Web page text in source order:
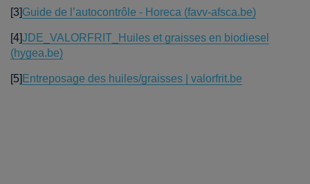
[3]Guide de l’autocontrôle - Horeca (favv-afsca.be)
[4]JDE_VALORFRIT_Huiles et graisses en biodiesel
(hygea.be)
[5] Entreposage des huiles/graisses | valorfrit.be